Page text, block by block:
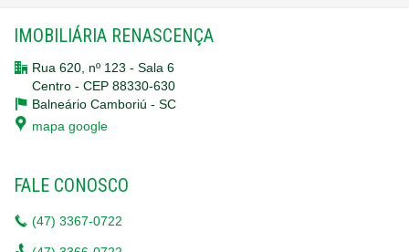
IMOBILIÁRIA RENASCENÇA
Rua 620, nº 123 - Sala 6
Centro - CEP 88330-630
Balneário Camboriú - SC
mapa google
FALE CONOSCO
(47) 3367-0722